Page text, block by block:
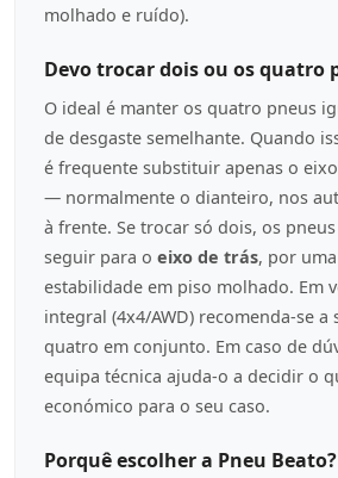
molhado e ruído).
Devo trocar dois ou os quatro
O ideal é manter os quatro pneus
de desgaste semelhante. Quando
é frequente substituir apenas o
— normalmente o dianteiro, nos
à frente. Se trocar só dois, os
seguir para o eixo de trás, por
estabilidade em piso molhado. Em
integral (4x4/AWD) recomenda-se
quatro em conjunto. Em caso de
equipa técnica ajuda-o a decidir o
económico para o seu caso.
Porquê escolher a Pneu Beato?